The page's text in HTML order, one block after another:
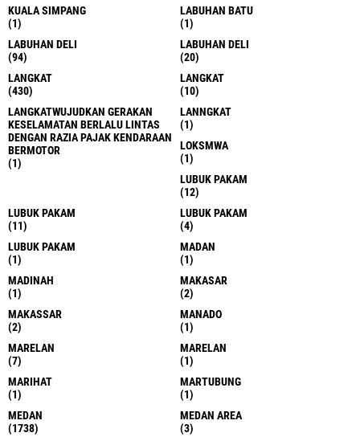
KUALA SIMPANG
(1)
LABUHAN BATU
(1)
LABUHAN DELI
(94)
LABUHAN DELI
(20)
LANGKAT
(430)
LANGKAT
(10)
LANGKATWUJUDKAN GERAKAN
KESELAMATAN BERLALU LINTAS
DENGAN RAZIA PAJAK KENDARAAN
BERMOTOR
(1)
LANNGKAT
(1)
LOKSMWA
(1)
LUBUK PAKAM
(12)
LUBUK PAKAM
(11)
LUBUK PAKAM
(4)
LUBUK PAKAM
(1)
MADAN
(1)
MADINAH
(1)
MAKASAR
(2)
MAKASSAR
(2)
MANADO
(1)
MARELAN
(7)
MARELAN
(1)
MARIHAT
(1)
MARTUBUNG
(1)
MEDAN
(1738)
MEDAN AREA
(3)